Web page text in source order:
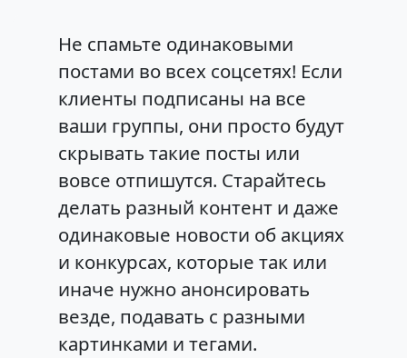
Не спамьте одинаковыми
постами во всех соцсетях! Если
клиенты подписаны на все
ваши группы, они просто будут
скрывать такие посты или
вовсе отпишутся. Старайтесь
делать разный контент и даже
одинаковые новости об акциях
и конкурсах, которые так или
иначе нужно анонсировать
везде, подавать с разными
картинками и тегами.